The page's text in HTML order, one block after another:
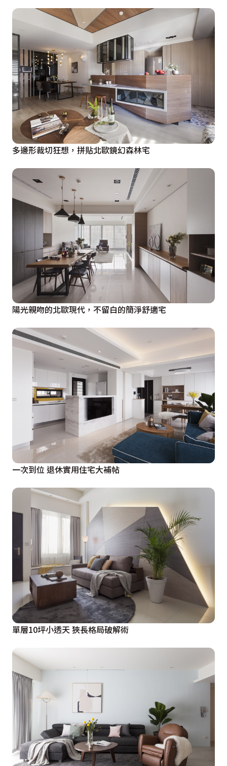
多邊形裁切狂想，拼貼北歐鏡幻森林宅
陽光親吻的北歐現代，不留白的簡淨舒適宅
一次到位 退休實用住宅大補帖
單層10坪小透天 狹長格局破解術